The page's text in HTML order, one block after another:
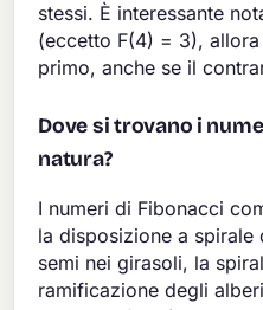
stessi. È interessante
(eccetto F(4) = 3),
primo, anche se il
Dove si trovano i
natura?
I numeri di Fibonacci
la disposizione a
semi nei girasoli, la
ramificazione degli